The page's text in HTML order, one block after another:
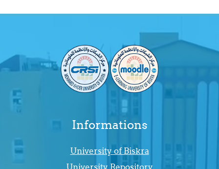
Informations
University of Biskra